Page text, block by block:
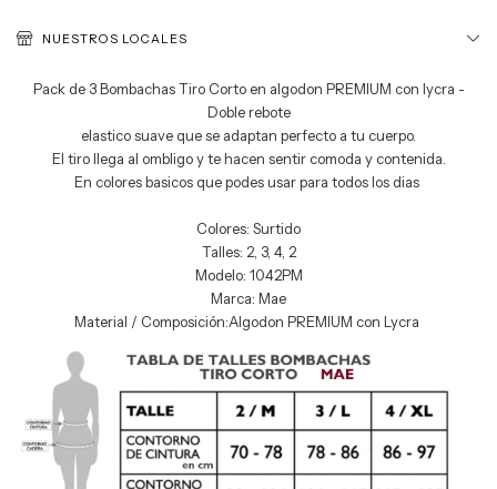
NUESTROS LOCALES
Pack de 3 Bombachas Tiro Corto en algodon PREMIUM con lycra -
Doble rebote
elastico suave que se adaptan perfecto a tu cuerpo.
El tiro llega al ombligo y te hacen sentir comoda y contenida.
En colores basicos que podes usar para todos los dias
Colores: Surtido
Talles: 2, 3, 4, 2
Modelo: 1042PM
Marca: Mae
Material / Composición:Algodon PREMIUM con Lycra